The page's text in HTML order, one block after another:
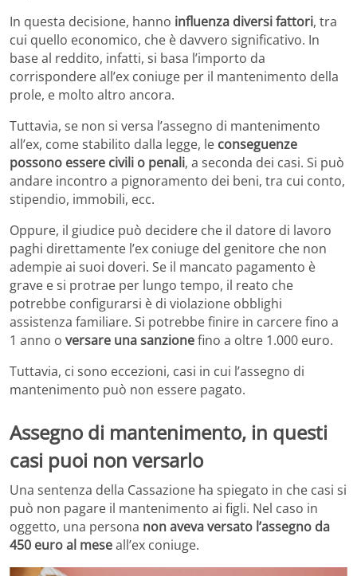
In questa decisione, hanno influenza diversi fattori, tra
cui quello economico, che è davvero significativo. In
base al reddito, infatti, si basa l’importo da
corrispondere all’ex coniuge per il mantenimento della
prole, e molto altro ancora.
Tuttavia, se non si versa l’assegno di mantenimento
all’ex, come stabilito dalla legge, le conseguenze
possono essere civili o penali, a seconda dei casi. Si può
andare incontro a pignoramento dei beni, tra cui conto,
stipendio, immobili, ecc.
Oppure, il giudice può decidere che il datore di lavoro
paghi direttamente l’ex coniuge del genitore che non
adempie ai suoi doveri. Se il mancato pagamento è
grave e si protrae per lungo tempo, il reato che
potrebbe configurarsi è di violazione obblighi
assistenza familiare. Si potrebbe finire in carcere fino a
1 anno o versare una sanzionefino a oltre 1.000 euro.
Tuttavia, ci sono eccezioni, casi in cui l’assegno di
mantenimento può non essere pagato.
Assegno di mantenimento, in questi
casi puoi non versarlo
Una sentenza della Cassazione ha spiegato in che casi si
può non pagare il mantenimento ai figli. Nel caso in
oggetto, una persona non aveva versato l’assegno da
450 euro al meseall’ex coniuge.